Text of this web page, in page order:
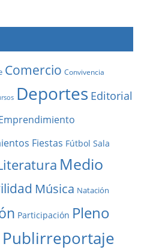
Comercio Convivencia
Deportes Editorial
Fiestas Fútbol Sala
Medio
Música Natación
Participación Pleno
Publirreportaje